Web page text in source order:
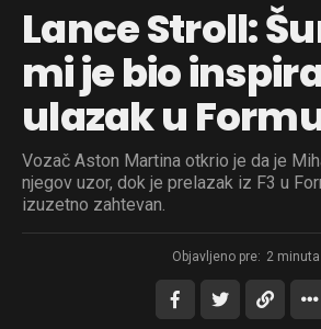
Lance Stroll:
mi je bio
ulazak u
Vozač Aston Martina otkrio je da je
njegov uzor, dok je prelazak iz F3 u
izuzetno zahtevan.
Objavljeno pre: 2 minuta